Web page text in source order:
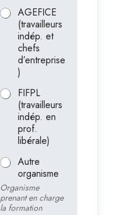
AGEFICE
(travailleurs
indép. et
chefs
d’entreprise
)
FIFPL
(travailleurs
indép. en
prof.
libérale)
Autre
organisme
Organisme
prenant en charge
la formation